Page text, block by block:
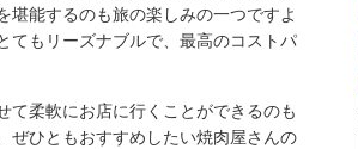
堪能するのも旅の楽しみの一つですよ
てもリーズナブルで、最高のコストパ
て柔軟にお店に行くことができるのも
ぜひともおすすめしたい焼肉屋さんの